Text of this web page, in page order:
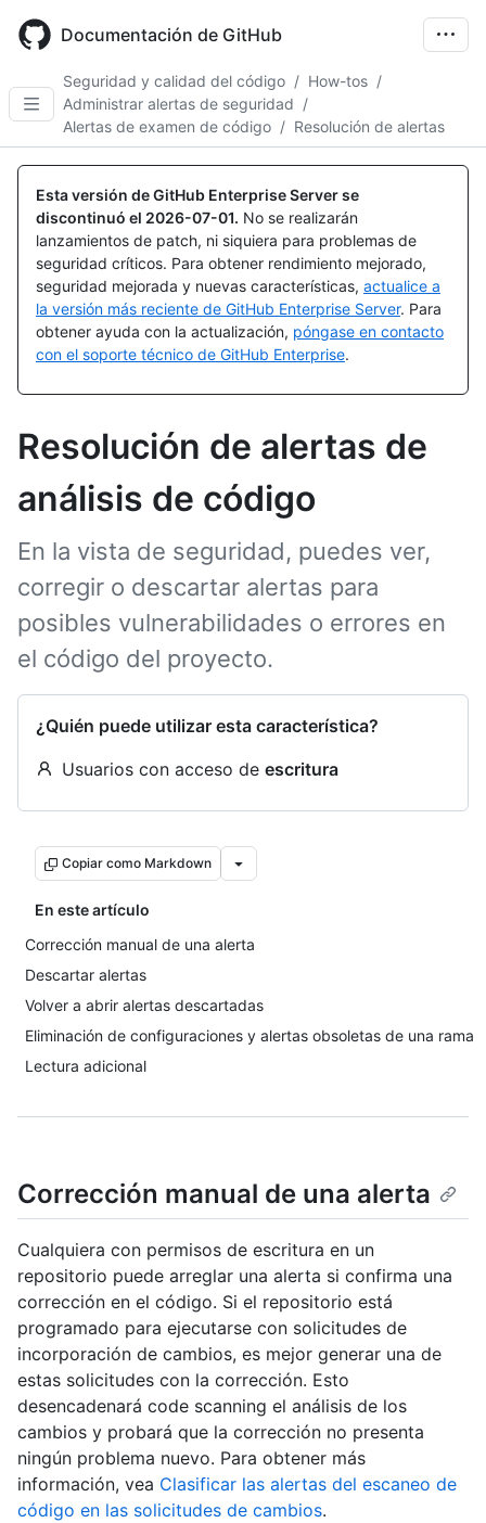
main
Documentación de GitHub
Seguridad y calidad del código / How-tos /
Administrar alertas de seguridad /
Alertas de examen de código / Resolución de alertas
Esta versión de GitHub Enterprise Server se
discontinuó el 2026-07-01. No se realizarán
lanzamientos de patch, ni siquiera para problemas de
seguridad críticos. Para obtener rendimiento mejorado,
seguridad mejorada y nuevas características, actualice a
la versión más reciente de GitHub Enterprise Server. Para
obtener ayuda con la actualización, póngase en contacto
con el soporte técnico de GitHub Enterprise.
Resolución de alertas de
análisis de código
En la vista de seguridad, puedes ver,
corregir o descartar alertas para
posibles vulnerabilidades o errores en
el código del proyecto.
¿Quién puede utilizar esta característica?
Usuarios con acceso de escritura
Copiar como Markdown
En este artículo
Corrección manual de una alerta
Descartar alertas
Volver a abrir alertas descartadas
Eliminación de configuraciones y alertas obsoletas de una rama
Lectura adicional
Corrección manual de una alerta
Cualquiera con permisos de escritura en un
repositorio puede arreglar una alerta si confirma una
corrección en el código. Si el repositorio está
programado para ejecutarse con solicitudes de
incorporación de cambios, es mejor generar una de
estas solicitudes con la corrección. Esto
desencadenará code scanning el análisis de los
cambios y probará que la corrección no presenta
ningún problema nuevo. Para obtener más
información, vea Clasificar las alertas del escaneo de
código en las solicitudes de cambios.